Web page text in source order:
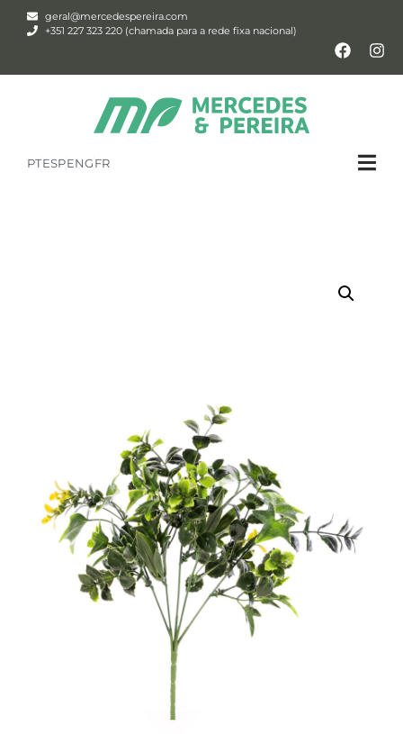
geral@mercedespereira.com
+351 227 323 220 (chamada para a rede fixa nacional)
PTESPENGFR